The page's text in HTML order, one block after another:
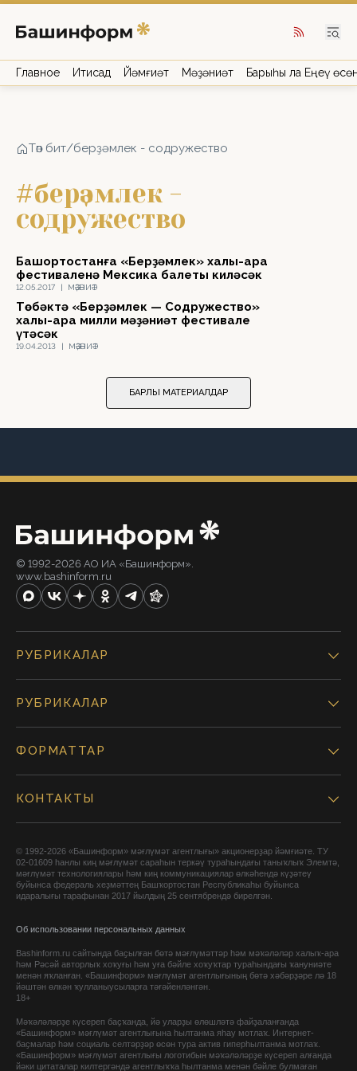
Главное Иҡтисад Йәмғиәт Мәҙәниәт Барыһы ла Еңеү
Төп бит/берҙәмлек - содружество
#берҙәмлек -
содружество
12.05.2017 | МӘҘӘНИӘТ
Башҡортостанға «Берҙәмлек» халыҡ-ара
фестиваленә Мексика балеты киләсәк
19.04.2013 | МӘҘӘНИӘТ
Төбәктә «Берҙәмлек — Содружество»
халыҡ-ара милли мәҙәниәт фестивале
үтәсәк
БАРЛЫҠ МАТЕРИАЛДАР
© 1992-2026 АО ИА «Башинформ».
www.bashinform.ru
РУБРИКАЛАР
РУБРИКАЛАР
ФОРМАТТАР
КОНТАКТЫ
© 1992-2026 «Башинформ» мәғлүмәт агентлығы» акционерҙар йәмғиәте. ТУ
02-01609 һанлы киң мәғлүмәт сараһын теркәү тураһындағы таныҡлыҡ Элемтә,
мәғлүмәт технологиялары һәм киң коммуникациялар өлкәһендә күҙәтеү
буйынса федераль хеҙмәттең Башҡортостан Республикаһы буйынса
идаралығы тарафынан 2017 йылдың 25 сентябрендә бирелгән.
Об использовании персональных данных
Bashinform.ru сайтында баҫылған бөтә мәғлүмәттәр һәм мәҡәләләр халыҡ-ара
һәм Рәсәй авторлыҡ хоҡуғы һәм уға бәйле хоҡуҡтар тураһындағы ҡануниәте
менән яҡланған. «Башинформ» мәғлүмәт агентлығының бөтә хәбәрҙәре лә 18
йәштән өлкән ҡулланыусыларға тәғәйенләнгән.
18+
Мәҡәләләрҙе күсереп баҫҡанда, йә уларҙы өлөшләтә файҙаланғанда
«Башинформ» мәғлүмәт агентлығына һылтанма яһау мотлаҡ. Интернет-
баҫмалар һәм социаль селтәрҙәр өсөн тура актив гиперһылтанма мотлаҡ.
«Башинформ» мәғлүмәт агентлығы логотибын мәҡәләләрҙе күсереп алғанда
йәки цитаталар килтергәндә агентлыҡҡа һылтанма менән бәйле булмаған